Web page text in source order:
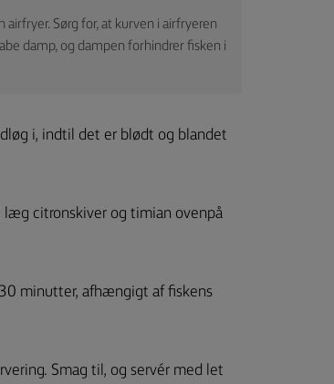
Sørg for, at kurven i airfryeren
damp, og dampen forhindrer fisken i
i, indtil det er blødt og blandet
læg citronskiver og timian ovenpå
minutter, afhængigt af fiskens
Smag til, og servér med let